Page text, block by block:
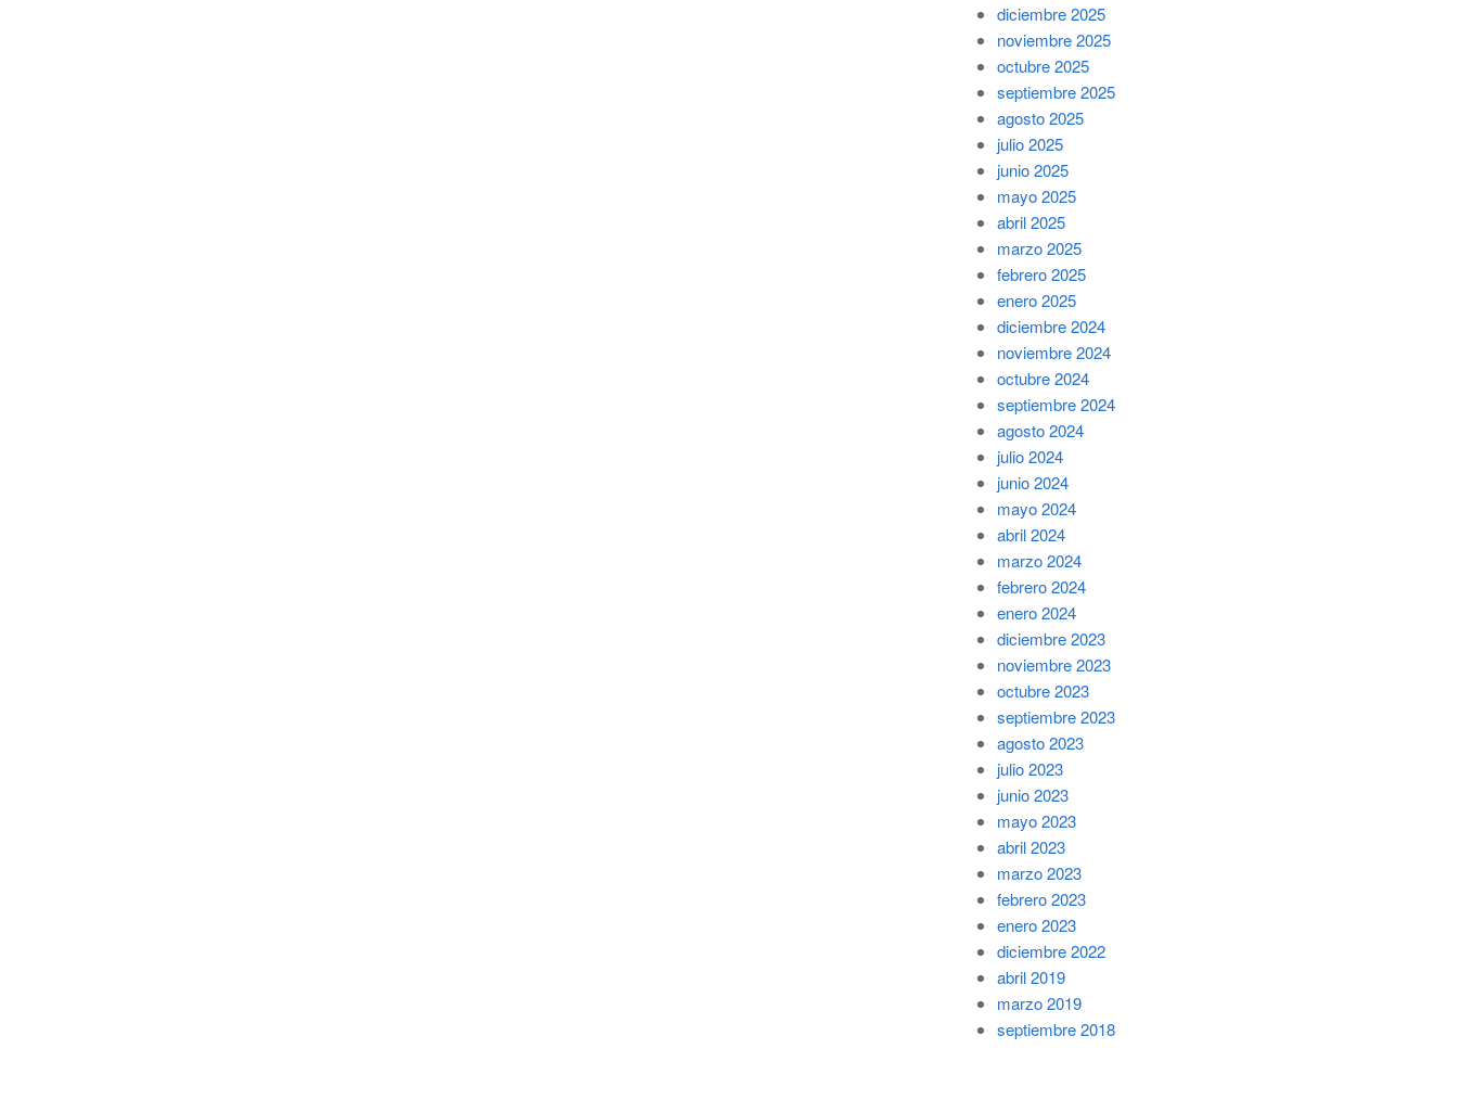
diciembre 2025
noviembre 2025
octubre 2025
septiembre 2025
agosto 2025
julio 2025
junio 2025
mayo 2025
abril 2025
marzo 2025
febrero 2025
enero 2025
diciembre 2024
noviembre 2024
octubre 2024
septiembre 2024
agosto 2024
julio 2024
junio 2024
mayo 2024
abril 2024
marzo 2024
febrero 2024
enero 2024
diciembre 2023
noviembre 2023
octubre 2023
septiembre 2023
agosto 2023
julio 2023
junio 2023
mayo 2023
abril 2023
marzo 2023
febrero 2023
enero 2023
diciembre 2022
abril 2019
marzo 2019
septiembre 2018